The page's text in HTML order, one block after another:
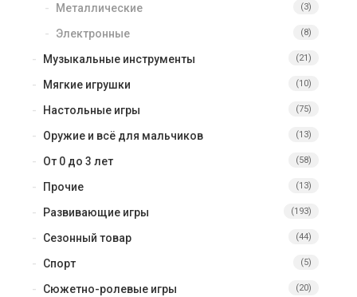
Металлические (3)
Электронные (8)
Музыкальные инструменты (21)
Мягкие игрушки (10)
Настольные игры (75)
Оружие и всё для мальчиков (13)
От 0 до 3 лет (58)
Прочие (13)
Развивающие игры (193)
Сезонный товар (44)
Спорт (5)
Сюжетно-ролевые игры (20)